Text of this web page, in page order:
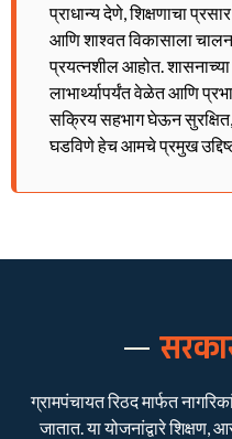
प्राधान्य देणे, शिक्षणाचा
आणि शाश्वत विकासाला
प्रयत्नशील आहोत.
लाभार्थ्यापर्यंत वेळेत आणि
सक्रिय सहभाग घेऊन
घडविणे हेच आमचे प्रमुख
ग्रामपंचायत रिठद मार्फत
जातात. या योजनांद्वारे शिक्षण,